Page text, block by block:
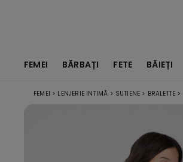
FEMEI BĂRBAȚI FETE BĂIEȚI
FEMEI > LENJERIE INTIMĂ > SUTIENE > BRALETTE >